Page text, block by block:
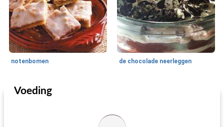
notenbomen de chocolade neerleggen
Desserts
Voeding